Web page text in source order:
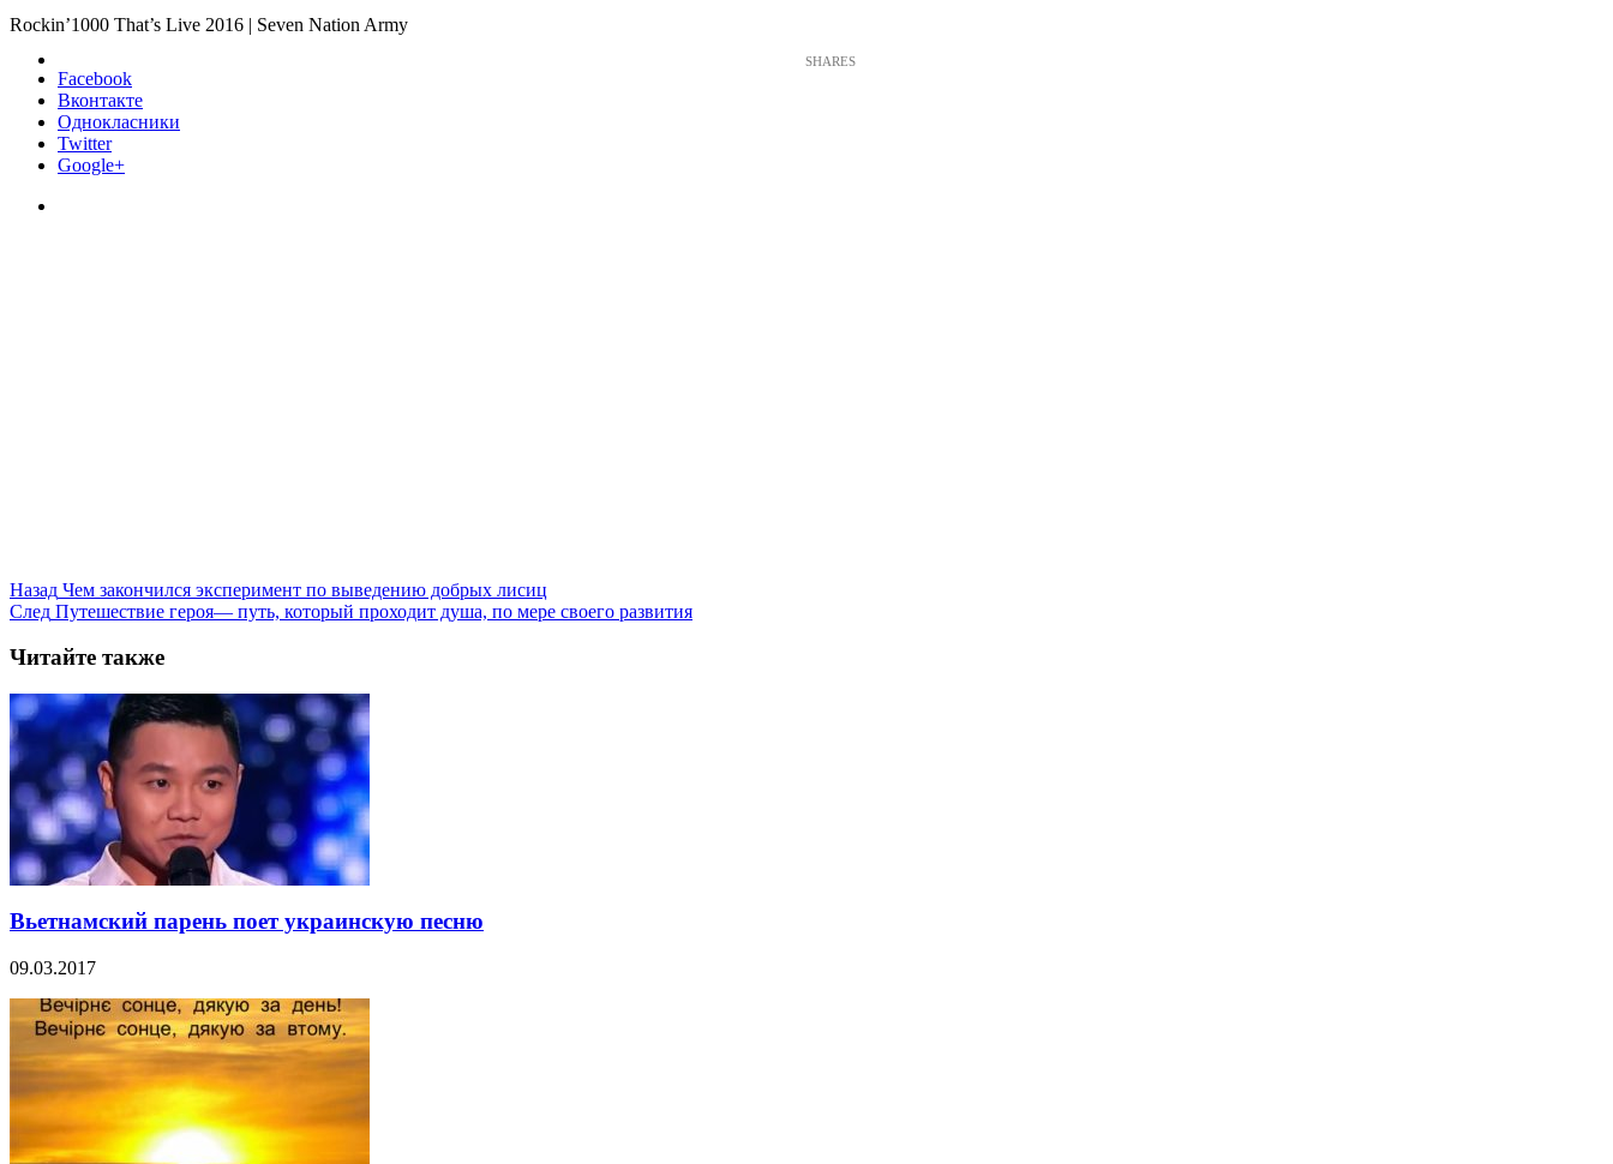
Rockin’1000 That’s Live 2016 | Seven Nation Army
Facebook
Вконтакте
Однокласники
Twitter
Google+
Назад Чем закончился эксперимент по выведению добрых лисиц
След Путешествие героя— путь, который проходит душа, по мере своего развития
Читайте также
Вьетнамский парень поет украинскую песню
09.03.2017